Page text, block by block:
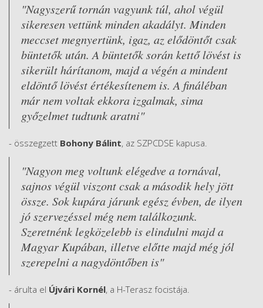
"Nagyszerű tornán vagyunk túl, ahol végül
sikeresen vettünk minden akadályt. Minden
meccset megnyertünk, igaz, az elődöntőt csak
büntetők után. A büntetők során kettő lövést is
sikerült hárítanom, majd a végén a mindent
eldöntő lövést értékesítenem is. A fináléban
már nem voltak ekkora izgalmak, sima
győzelmet tudtunk aratni"
- összegzett Bohony Bálint, az SZPCDSE kapusa.
"Nagyon meg voltunk elégedve a tornával,
sajnos végül viszont csak a második hely jött
össze. Sok kupára járunk egész évben, de ilyen
jó szervezéssel még nem találkozunk.
Szeretnénk legközelebb is elindulni majd a
Magyar Kupában, illetve előtte majd még jól
szerepelni a nagydöntőben is"
- árulta el Újvári Kornél, a H-Terasz focistája.